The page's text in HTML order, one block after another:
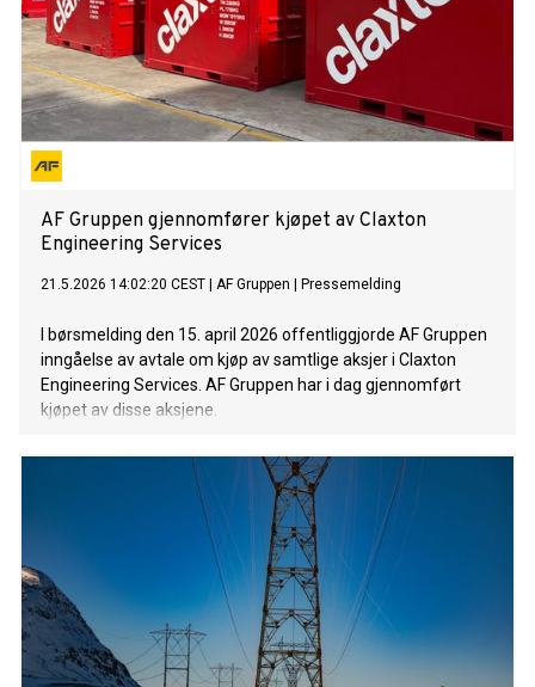
AF Gruppen gjennomfører kjøpet av Claxton
Engineering Services
21.5.2026 14:02:20 CEST AF Gruppen Pressemelding
I børsmelding den 15. april 2026 offentliggjorde AF Gruppen
inngåelse av avtale om kjøp av samtlige aksjer i Claxton
Engineering Services. AF Gruppen har i dag gjennomført
kjøpet av disse aksjene.